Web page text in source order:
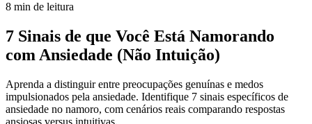
8 min de leitura
7 Sinais de que Você Está Namorando
com Ansiedade (Não Intuição)
Aprenda a distinguir entre preocupações genuínas e medos
impulsionados pela ansiedade. Identifique 7 sinais específicos de
ansiedade no namoro, com cenários reais comparando respostas
ansiosas versus intuitivas.